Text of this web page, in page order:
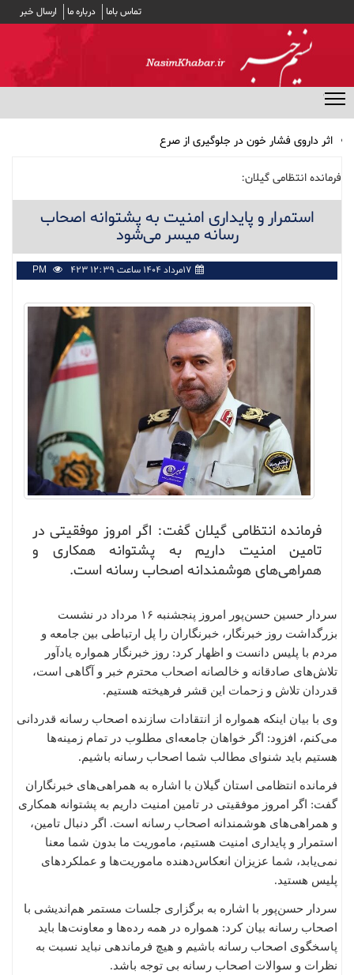
تماس باما درباره ما ارسال خبر
اثر داروی فشار خون در جلوگیری از صرع
کشوری/ کارمزد وام ۴ درصد
مشارکت ۱۹ بانک در توزیع سود سهام عدالت
بهترین انتخاب‌ها برای تغذیه سالم در طولانی‌ترین شب سال
فرمانده انتظامی گیلان:
استمرار و پایداری امنیت به پشتوانه اصحاب
رسانه میسر می‌شود
۱۷مرداد ۱۴۰۴ ساعت ۱۲:۳۹ PM 423
فرمانده انتظامی گیلان گفت: اگر امروز موفقیتی در
تامین امنیت داریم به پشتوانه همکاری و
همراهی‌های هوشمندانه اصحاب رسانه است.
سردار حسین حسن‌پور امروز پنجشنبه ۱۶ مرداد در نشست
بزرگداشت روز خبرنگار، خبرنگاران را پل ارتباطی بین جامعه و
مردم با پلیس دانست و اظهار کرد: روز خبرنگار همواره یادآور
تلاش‌های صادقانه و خالصانه اصحاب محترم خبر و آگاهی است،
قدردان تلاش و زحمات این قشر فرهیخته هستیم.
وی با بیان اینکه همواره از انتقادات سازنده اصحاب رسانه قدردانی
می‌کنم، افزود: اگر خواهان جامعه‌ای مطلوب در تمام زمینه‌ها
هستیم باید شنوای مطالب شما اصحاب رسانه باشیم.
فرمانده انتظامی استان گیلان با اشاره به همراهی‌های خبرنگاران
گفت: اگر امروز موفقیتی در تامین امنیت داریم به پشتوانه همکاری
و همراهی‌های هوشمندانه اصحاب رسانه است. اگر دنبال تامین،
استمرار و پایداری امنیت هستیم، ماموریت ما بدون شما معنا
نمی‌یابد، شما عزیزان انعکاس‌دهنده ماموریت‌ها و عملکردهای
پلیس هستید.
سردار حسن‌پور با اشاره به برگزاری جلسات مستمر هم‌اندیشی با
اصحاب رسانه بیان کرد: همواره در همه رده‌ها و معاونت‌ها باید
پاسخگوی اصحاب رسانه باشیم و هیچ فرماندهی نباید نسبت به
نظرات و سوالات اصحاب رسانه بی توجه باشد.